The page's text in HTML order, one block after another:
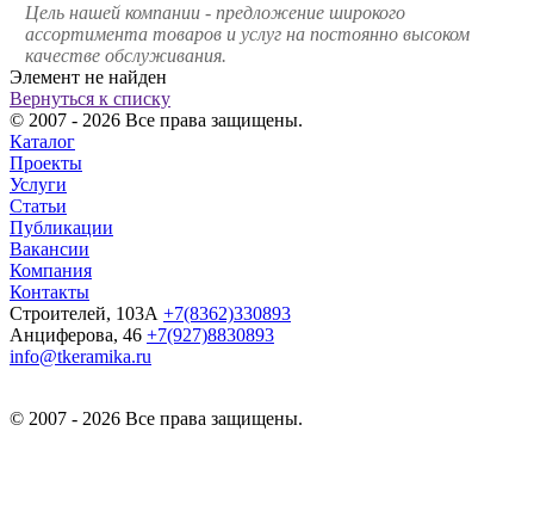
Цель нашей компании - предложение широкого
ассортимента товаров и услуг на постоянно высоком
качестве обслуживания.
Элемент не найден
Вернуться к списку
© 2007 - 2026 Все права защищены.
Каталог
Проекты
Услуги
Статьи
Публикации
Вакансии
Компания
Контакты
Строителей, 103А +7(8362)330893
Анциферова, 46 +7(927)8830893
info@tkeramika.ru
© 2007 - 2026 Все права защищены.